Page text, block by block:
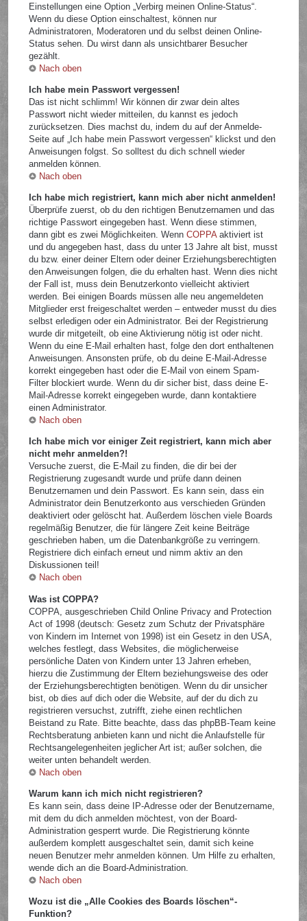
Einstellungen eine Option „Verbirg meinen Online-Status“.
Wenn du diese Option einschaltest, können nur
Administratoren, Moderatoren und du selbst deinen Online-
Status sehen. Du wirst dann als unsichtbarer Besucher
gezählt.
Nach oben
Ich habe mein Passwort vergessen!
Das ist nicht schlimm! Wir können dir zwar dein altes
Passwort nicht wieder mitteilen, du kannst es jedoch
zurücksetzen. Dies machst du, indem du auf der Anmelde-
Seite auf „Ich habe mein Passwort vergessen“ klickst und den
Anweisungen folgst. So solltest du dich schnell wieder
anmelden können.
Nach oben
Ich habe mich registriert, kann mich aber nicht anmelden!
Überprüfe zuerst, ob du den richtigen Benutzernamen und das
richtige Passwort eingegeben hast. Wenn diese stimmen,
dann gibt es zwei Möglichkeiten. WennCOPPAaktiviert ist
und du angegeben hast, dass du unter 13 Jahre alt bist, musst
du bzw. einer deiner Eltern oder deiner Erziehungsberechtigten
den Anweisungen folgen, die du erhalten hast. Wenn dies nicht
der Fall ist, muss dein Benutzerkonto vielleicht aktiviert
werden. Bei einigen Boards müssen alle neu angemeldeten
Mitglieder erst freigeschaltet werden – entweder musst du dies
selbst erledigen oder ein Administrator. Bei der Registrierung
wurde dir mitgeteilt, ob eine Aktivierung nötig ist oder nicht.
Wenn du eine E-Mail erhalten hast, folge den dort enthaltenen
Anweisungen. Ansonsten prüfe, ob du deine E-Mail-Adresse
korrekt eingegeben hast oder die E-Mail von einem Spam-
Filter blockiert wurde. Wenn du dir sicher bist, dass deine E-
Mail-Adresse korrekt eingegeben wurde, dann kontaktiere
einen Administrator.
Nach oben
Ich habe mich vor einiger Zeit registriert, kann mich aber
nicht mehr anmelden?!
Versuche zuerst, die E-Mail zu finden, die dir bei der
Registrierung zugesandt wurde und prüfe dann deinen
Benutzernamen und dein Passwort. Es kann sein, dass ein
Administrator dein Benutzerkonto aus verschieden Gründen
deaktiviert oder gelöscht hat. Außerdem löschen viele Boards
regelmäßig Benutzer, die für längere Zeit keine Beiträge
geschrieben haben, um die Datenbankgröße zu verringern.
Registriere dich einfach erneut und nimm aktiv an den
Diskussionen teil!
Nach oben
Was ist COPPA?
COPPA, ausgeschrieben Child Online Privacy and Protection
Act of 1998 (deutsch: Gesetz zum Schutz der Privatsphäre
von Kindern im Internet von 1998) ist ein Gesetz in den USA,
welches festlegt, dass Websites, die möglicherweise
persönliche Daten von Kindern unter 13 Jahren erheben,
hierzu die Zustimmung der Eltern beziehungsweise des oder
der Erziehungsberechtigten benötigen. Wenn du dir unsicher
bist, ob dies auf dich oder die Website, auf der du dich zu
registrieren versuchst, zutrifft, ziehe einen rechtlichen
Beistand zu Rate. Bitte beachte, dass das phpBB-Team keine
Rechtsberatung anbieten kann und nicht die Anlaufstelle für
Rechtsangelegenheiten jeglicher Art ist; außer solchen, die
weiter unten behandelt werden.
Nach oben
Warum kann ich mich nicht registrieren?
Es kann sein, dass deine IP-Adresse oder der Benutzername,
mit dem du dich anmelden möchtest, von der Board-
Administration gesperrt wurde. Die Registrierung könnte
außerdem komplett ausgeschaltet sein, damit sich keine
neuen Benutzer mehr anmelden können. Um Hilfe zu erhalten,
wende dich an die Board-Administration.
Nach oben
Wozu ist die „Alle Cookies des Boards löschen“-
Funktion?